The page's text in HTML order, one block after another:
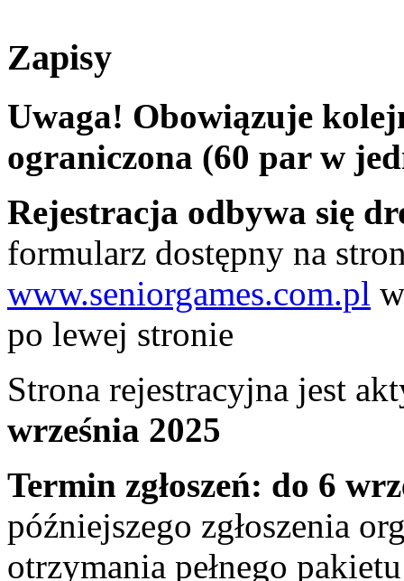
Zapisy
Uwaga! Obowiązuje
ograniczona (60 par w
Rejestracja odbywa się
formularz dostępny na
www.seniorgames.com.pl
po lewej stronie
Strona rejestracyjna jest
września 2025
Termin zgłoszeń: do 6
późniejszego zgłoszenia
otrzymania pełnego